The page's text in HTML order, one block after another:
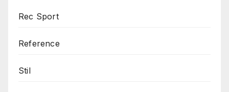
Rec Sport
Reference
Stil